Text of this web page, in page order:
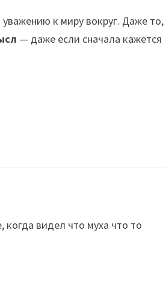
к миру вокруг. Даже то,
— даже если сначала кажется
видел что муха что то